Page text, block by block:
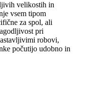
velikostih in
vsem tipom
za spol, ali
pri
robovi,
počutijo udobno in